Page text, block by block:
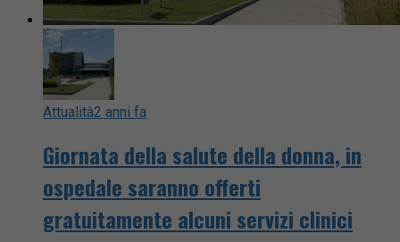
Attualità2 anni fa
Giornata della salute della donna, in
ospedale saranno offerti
gratuitamente alcuni servizi clinici